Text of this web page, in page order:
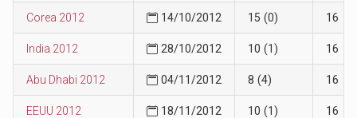
Corea 2012 14/10/2012 15 (0) 16
India 2012 28/10/2012 10 (1) 16
Abu Dhabi 2012 04/11/2012 8 (4) 16
EEUU 2012 18/11/2012 10 (1) 16